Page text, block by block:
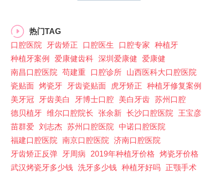
热门TAG
口腔医院
牙齿矫正 口腔医生 口腔专家
种植牙
种植牙案例
爱康健齿科 深圳爱康健
爱康健
南昌口腔医院
苟建重 口腔诊所
山西医科大口腔医院
瓷贴面
烤瓷牙 牙齿瓷贴面 虎牙矫正
种植牙修复案例
美牙冠
牙齿美白 牙博士口腔 美白牙齿
苏州口腔
德贝植牙
维尔口腔院长 张余新 长沙口腔医院
王宝彦
苗群爱
刘志杰 苏州口腔医院
中诺口腔医院
福建口腔医院
南京口腔医院
济南口腔医院
牙齿矫正反弹
牙周病 2019年种植牙价格
烤瓷牙价格
武汉烤瓷牙多少钱
洗牙多少钱 种植牙好吗
正颚手术